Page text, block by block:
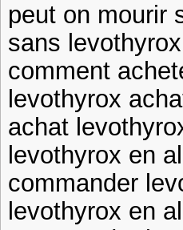
peut on mourir
sans levothyrox
comment
levothyrox
achat
levothyrox en
commander
levothyrox en